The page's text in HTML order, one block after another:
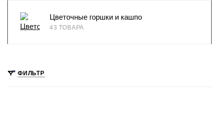
Цветочные горшки и кашпо
43 ТОВАРА
ФИЛЬТР